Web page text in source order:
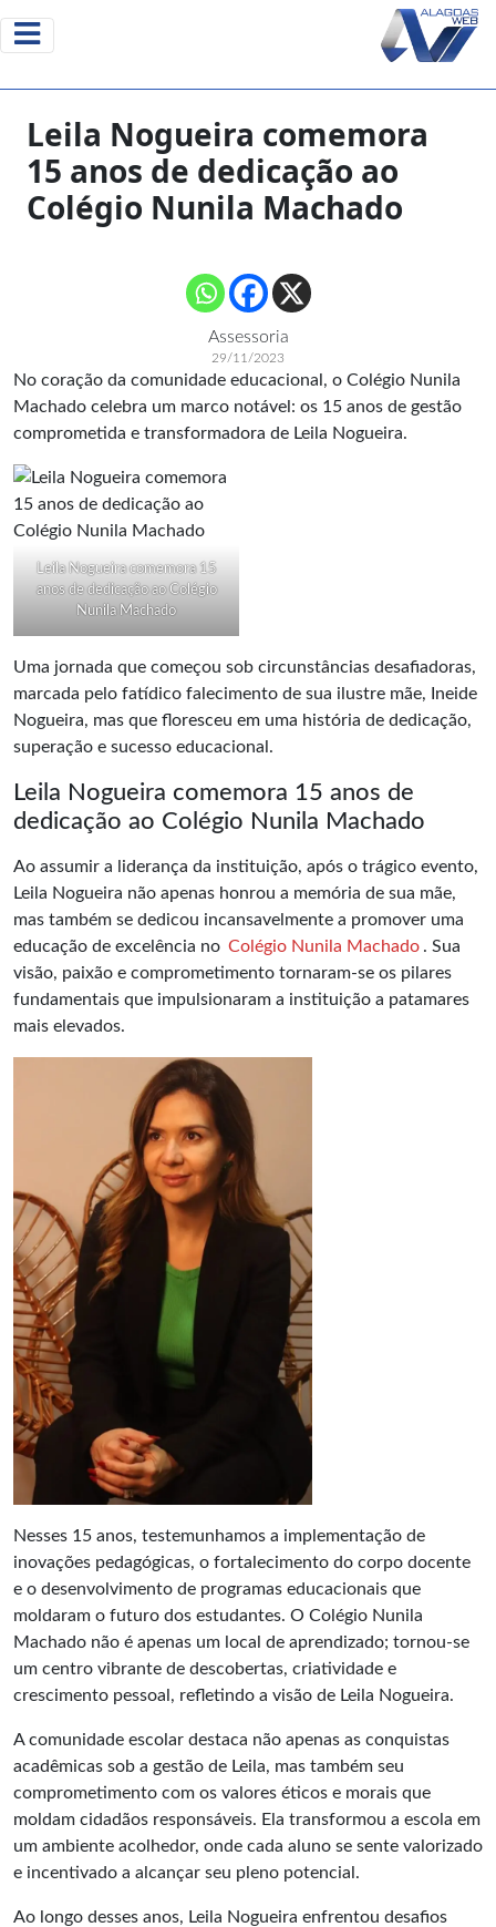
Leila Nogueira comemora
15 anos de dedicação ao
Colégio Nunila Machado
Assessoria
29/11/2023
No coração da comunidade educacional, o Colégio Nunila
Machado celebra um marco notável: os 15 anos de gestão
comprometida e transformadora de Leila Nogueira.
Leila Nogueira comemora 15
anos de dedicação ao Colégio
Nunila Machado
Uma jornada que começou sob circunstâncias desafiadoras,
marcada pelo fatídico falecimento de sua ilustre mãe, Ineide
Nogueira, mas que floresceu em uma história de dedicação,
superação e sucesso educacional.
Leila Nogueira comemora 15 anos de
dedicação ao Colégio Nunila Machado
Ao assumir a liderança da instituição, após o trágico evento,
Leila Nogueira não apenas honrou a memória de sua mãe,
mas também se dedicou incansavelmente a promover uma
educação de excelência no Colégio Nunila Machado . Sua
visão, paixão e comprometimento tornaram-se os pilares
fundamentais que impulsionaram a instituição a patamares
mais elevados.
Nesses 15 anos, testemunhamos a implementação de
inovações pedagógicas, o fortalecimento do corpo docente
e o desenvolvimento de programas educacionais que
moldaram o futuro dos estudantes. O Colégio Nunila
Machado não é apenas um local de aprendizado; tornou-se
um centro vibrante de descobertas, criatividade e
crescimento pessoal, refletindo a visão de Leila Nogueira.
A comunidade escolar destaca não apenas as conquistas
acadêmicas sob a gestão de Leila, mas também seu
comprometimento com os valores éticos e morais que
moldam cidadãos responsáveis. Ela transformou a escola em
um ambiente acolhedor, onde cada aluno se sente valorizado
e incentivado a alcançar seu pleno potencial.
Ao longo desses anos, Leila Nogueira enfrentou desafios